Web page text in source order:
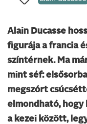
Alain Ducasse
figurája a francia
színtérnek. Ma
mint séf:
megszórt
elmondható, hogy
a kezei között,